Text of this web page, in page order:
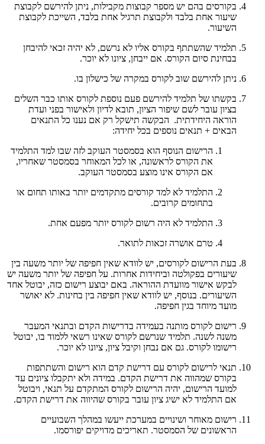
בקורסים בהם יש מספר קבוצות מקבילות, ניתן להירשם לקבוצת
שיעור אחת בלבד ולקבוצת תרגיל אחת בלבד, השייכת לקבוצת
השיעור.
תלמיד שהשתתף בקורס אליו לא נרשם, לא יהיה זכאי להיבחן
בבחינת סיום הקורס. אם ייבחן, ציונו לא יוכר.
ניתן להירשם שוב לקורס במקרה של כישלון בו.
בקשתו של תלמיד להירשם פעם נוספת לקורס אותו כבר השלים
בציון עובר לשם שיפור הציון, תובא לדיון ולאישור בפני ועדת
הוראה היחידתית. הבקשה תישקל רק אם נענו כל התנאים
הבאים + תנאים נוספים בכל יחידה:
הרישום הנוסף הוא בסמסטר העוקב לזה שבו למד התלמיד
את הקורס לראשונה, או לכל המאוחר בסמסטר שאחריו,
אם הקורס אינו מוצע בסמסטר העוקב.
התלמיד לא למד קורסים מתקדמים יותר באותו תחום או
בתחומים קרובים.
התלמיד לא היה רשום לקורס יותר מפעם אחת.
טרם אושרה זכאות לתואר.
בעת הרישום לקורסים, יש לוודא שאין חפיפה של יותר משעה בין
שיעורים בפקולטה וביחידות אחרות. על חפיפה של יותר משעה יש
לבקש אישור מוועדת ההוראה. באם יבוצע רישום כזה, יבוטל אחד
השיעורים. בנוסף, יש לוודא שאין חפיפה בין בחינות. לא יאושר
מועד מיוחד בגין חפיפה.
רישום לקורס מותנה בעמידה בדרישות הקדם ובתנאי המעבר
משנה לשנה. תלמיד שנרשם לקורס שאינו רשאי ללמוד בו, יבוטל
רישומו לקורס. גם אם נבחן וקיבל ציון, ציונו לא יוכר.
תנאי לרישום לקורס עם דרישת קדם הוא רישום והשתתפות
בקורס שמהווה את דרישת הקדם. במידה ולא יתקבלו ציונים עד
למועד הרישום, יהיה הרישום לקורס המתקדם על תנאי, ויבוטל
אם התלמיד לא ישיג ציון עובר בקורס שהיווה את דרישת הקדם.
רישום מאוחר ושינויים במערכת ייעשו במהלך השבועיים
הראשונים של הסמסטר. תאריכים מדויקים יפורסמו.